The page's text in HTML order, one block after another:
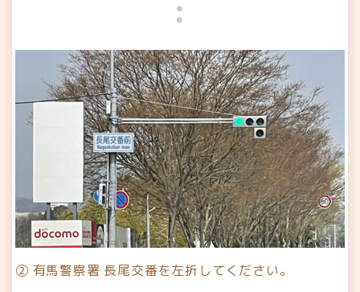
② 有馬警察署 長尾交番を左折してください。